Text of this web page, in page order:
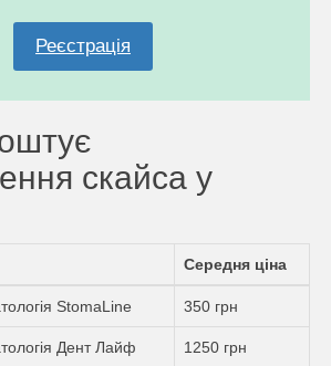
Реєстрація
скайса у
Середня ціна
StomaLine 350 грн
Дент Лайф 1250 грн